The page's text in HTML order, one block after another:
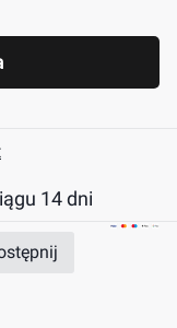
14 dni